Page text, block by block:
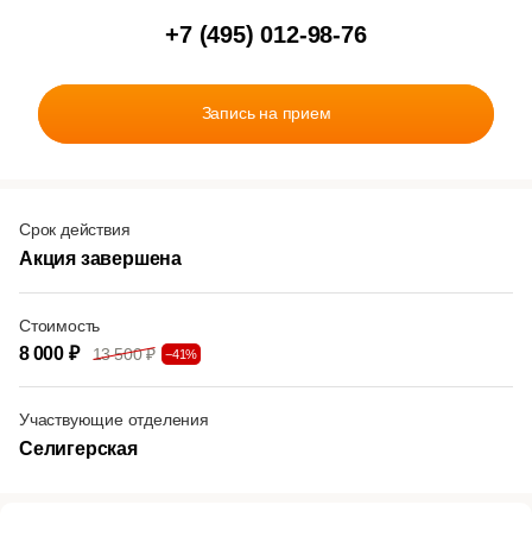
+7 (495) 012-98-76
Запись на прием
Срок действия
Акция завершена
Стоимость
8 000 ₽ 13 500 ₽ −41%
Участвующие отделения
Селигерская